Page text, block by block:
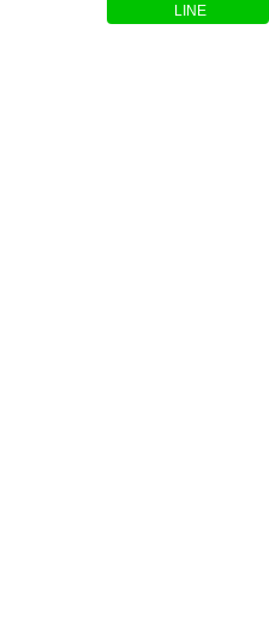
LINE